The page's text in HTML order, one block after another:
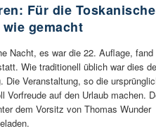
Für die Toskanische
gemacht
Nacht, es war die 22. Auflage, fand
Wie traditionell üblich war dies
Die Veranstaltung, so die
Vorfreude auf den Urlaub machen.
dem Vorsitz von Thomas Wunder